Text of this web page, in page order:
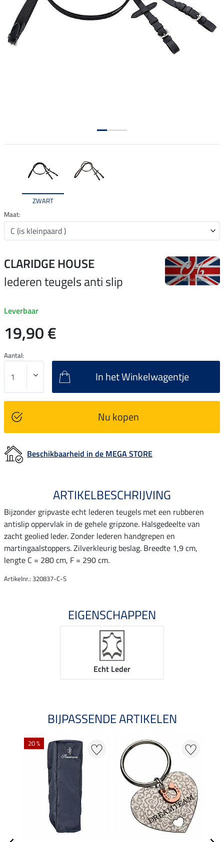
ZWART
Maat:
CLARIDGE HOUSE
lederen teugels anti slip
Leverbaar
19,90 €
Aantal:
In het Winkelwagentje
Nu kopen
Beschikbaarheid in de MEGA STORE
ARTIKELBESCHRIJVING
Bijzonder gripvaste echt lederen teugels met een rubberen
antislip oppervlak in de gehele gripzone. Halsgedeelte van
zacht geolied leder. Zonder lederen handgrepen en
martingaalstoppers. Zilverkleurig beslag. Breedte 1,9 cm,
lengte C = 280 cm, F = 290 cm.
Artikelnr.: 320837-C-S
EIGENSCHAPPEN
Echt Leder
BIJPASSENDE ARTIKELEN
20 %